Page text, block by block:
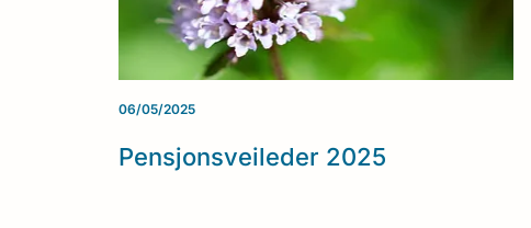
06/05/2025
Pensjonsveileder 2025